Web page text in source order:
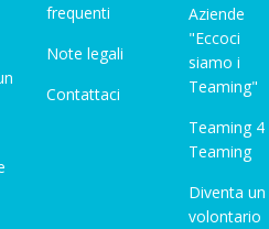
frequenti
Note legali
Contattaci
Aziende
"Eccoci
siamo i
Teaming"
Teaming 4
Teaming
Diventa un
volontario